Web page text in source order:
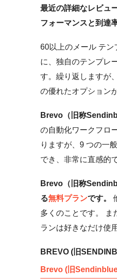
最近の詳細なレビュ
フォーマンスと到達
60以上のメール テン
に、独自のテンプレ
す。繰り返しますが
の優れたオプション
Brevo（旧称
の自動化ワークフロ
りますが、9 つの一
でき、非常に直感的
Brevo（旧称
る無料プランです。
多くのことです。 ま
ランは好きなだけ使
BREVO (旧
Brevo (旧